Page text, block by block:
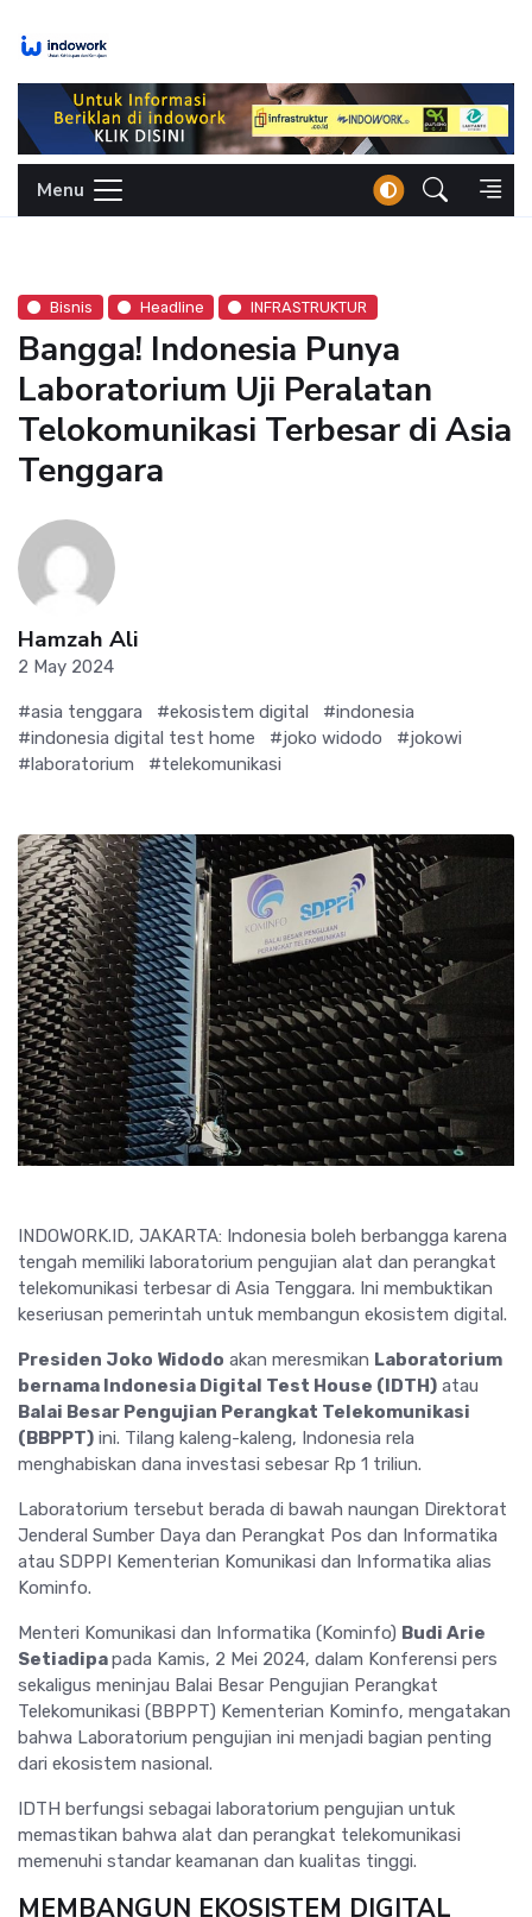
Menu
Bisnis Headline INFRASTRUKTUR
Bangga! Indonesia Punya
Laboratorium Uji Peralatan
Telokomunikasi Terbesar di Asia
Tenggara
Hamzah Ali
2 May 2024
#asia tenggara #ekosistem digital
#indonesia
#indonesia digital test home
#joko widodo
#jokowi
#laboratorium
#telekomunikasi
INDOWORK.ID, JAKARTA: Indonesia boleh berbangga karena
tengah memiliki laboratorium pengujian alat dan perangkat
telekomunikasi terbesar di Asia Tenggara. Ini membuktikan
keseriusan pemerintah untuk membangun ekosistem digital.
Presiden Joko Widodo akan meresmikan Laboratorium
bernama Indonesia Digital Test House (IDTH) atau
Balai Besar Pengujian Perangkat Telekomunikasi
(BBPPT) ini. Tilang kaleng-kaleng, Indonesia rela
menghabiskan dana investasi sebesar Rp 1 triliun.
Laboratorium tersebut berada di bawah naungan Direktorat
Jenderal Sumber Daya dan Perangkat Pos dan Informatika
atau SDPPI Kementerian Komunikasi dan Informatika alias
Kominfo.
Menteri Komunikasi dan Informatika (Kominfo) Budi Arie
Setiadipapada Kamis, 2 Mei 2024, dalam Konferensi pers
sekaligus meninjau Balai Besar Pengujian Perangkat
Telekomunikasi (BBPPT) Kementerian Kominfo, mengatakan
bahwa Laboratorium pengujian ini menjadi bagian penting
dari ekosistem nasional.
IDTH berfungsi sebagai laboratorium pengujian untuk
memastikan bahwa alat dan perangkat telekomunikasi
memenuhi standar keamanan dan kualitas tinggi.
MEMBANGUN EKOSISTEM DIGITAL